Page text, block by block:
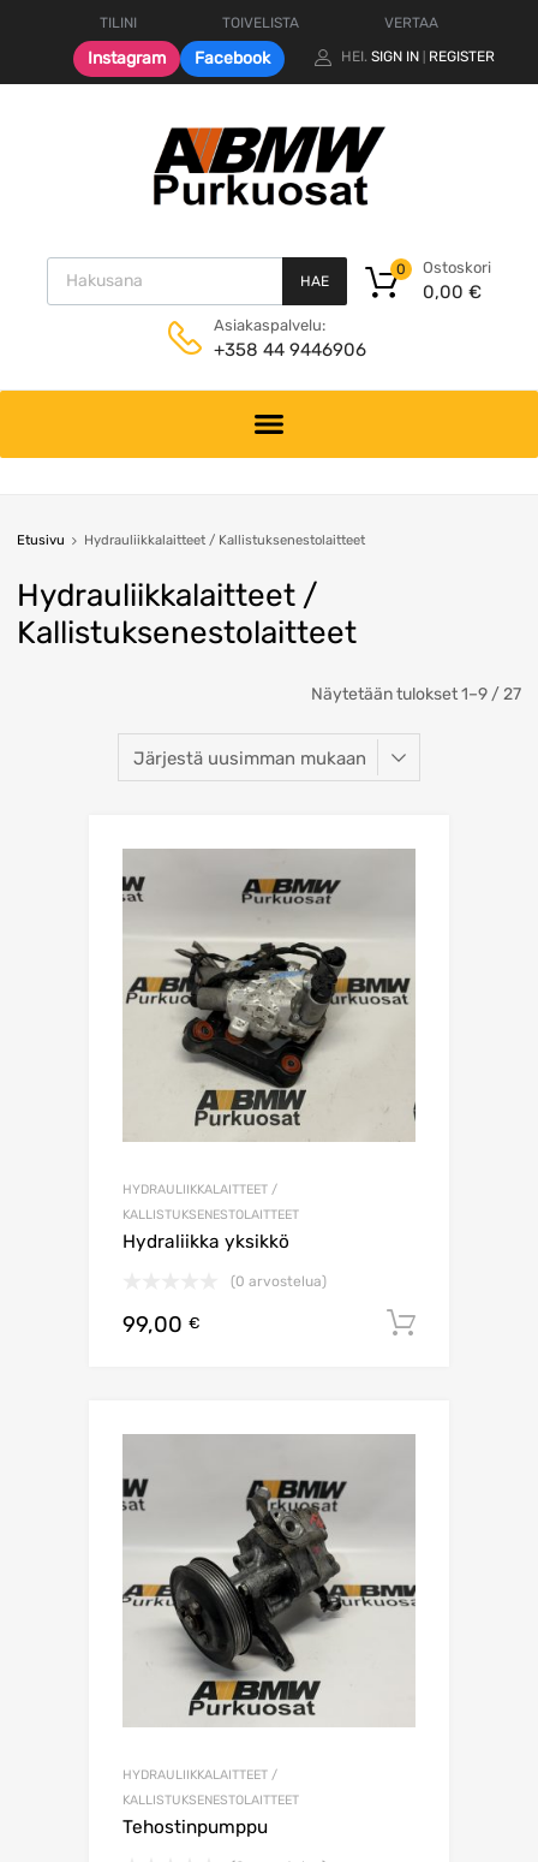
TILINI TOIVELISTA VERTAA
Instagram Facebook HEI. SIGN IN REGISTER
Products search
HAE
Ostoskori
0,00 €
0
Asiakaspalvelu:
+358 44 9446906
content
Etusivu Hydrauliikkalaitteet / Kallistuksenestolaitteet
Hydrauliikkalaitteet /
Kallistuksenestolaitteet
Näytetään tulokset 1–9 / 27
HYDRAULIIKKALAITTEET /
KALLISTUKSENESTOLAITTEET
Hydraliikka yksikkö
(0 arvostelua)
99,00 €
HYDRAULIIKKALAITTEET /
KALLISTUKSENESTOLAITTEET
Tehostinpumppu